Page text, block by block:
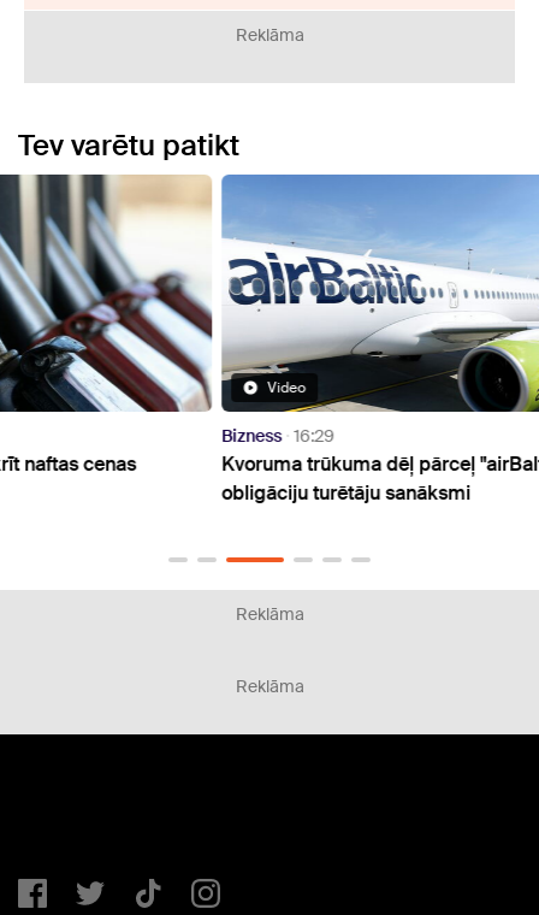
Reklāma
Tev varētu patikt
Video
Kvoruma trūkuma dēļ pārceļ "airBaltic"
obligāciju turētāju sanāksmi
No
Reklāma
Reklāma